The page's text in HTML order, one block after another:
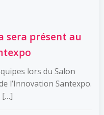
sera présent au
lors du Salon
l’Innovation Santexpo.
[…]